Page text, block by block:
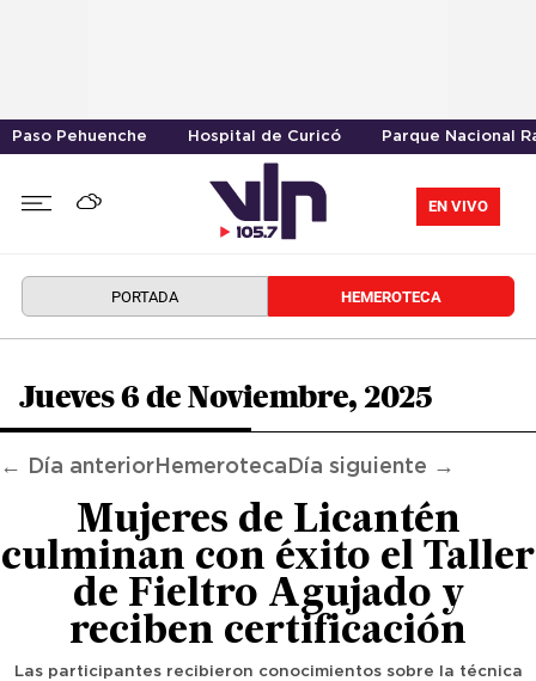
Paso Pehuenche Hospital de Curicó Parque Nacional
EN VIVO
PORTADA HEMEROTECA
Jueves 6 de Noviembre, 2025
← Día anterior Hemeroteca Día siguiente →
Mujeres de Licantén
culminan con éxito el Taller
de Fieltro Agujado y
reciben certificación
Las participantes recibieron conocimientos sobre la técnica